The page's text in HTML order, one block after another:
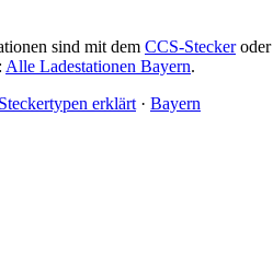
sind mit dem CCS-Steckeroder
Alle Ladestationen Bayern.
Steckertypen erklärt · Bayern